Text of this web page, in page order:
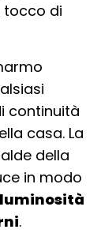
tocco di
continuità
casa. La
della
in modo
luminosità
.